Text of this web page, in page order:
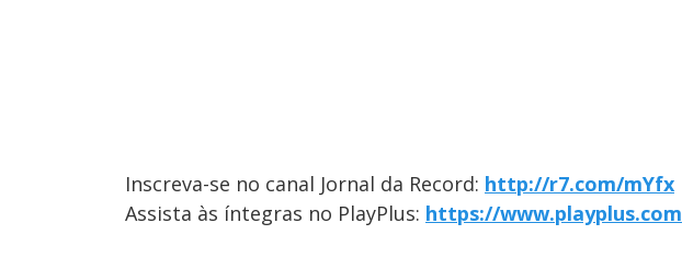
Inscreva-se no canal Jornal da Record: http://r7.com/mYfx
Assista às íntegras no PlayPlus: https://www.playplus.com